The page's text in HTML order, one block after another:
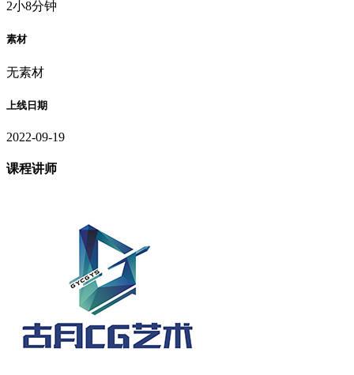
2小8分钟
素材
无素材
上线日期
2022-09-19
课程讲师